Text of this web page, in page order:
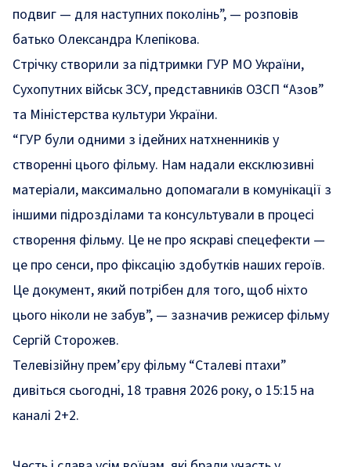
подвиг — для наступних поколінь”, — розповів
батько Олександра Клепікова.
Стрічку створили за підтримки ГУР МО України,
Сухопутних військ ЗСУ, представників ОЗСП “Азов”
та Міністерства культури України.
“ГУР були одними з ідейних натхненників у
створенні цього фільму. Нам надали ексклюзивні
матеріали, максимально допомагали в комунікації з
іншими підрозділами та консультували в процесі
створення фільму. Це не про яскраві спецефекти —
це про сенси, про фіксацію здобутків наших героїв.
Це документ, який потрібен для того, щоб ніхто
цього ніколи не забув”, — зазначив режисер фільму
Сергій Сторожев.
Телевізійну прем’єру фільму “Сталеві птахи”
дивіться сьогодні, 18 травня 2026 року, о 15:15 на
каналі 2+2.